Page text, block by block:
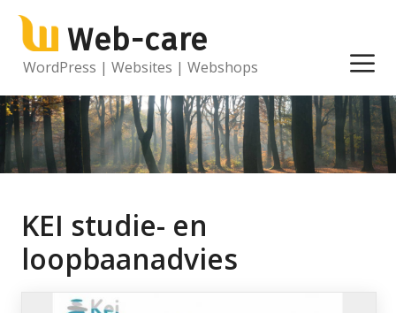
Ga
naar
Web-care
WordPress | Websites | Webshops
KEI studie- en
loopbaanadvies